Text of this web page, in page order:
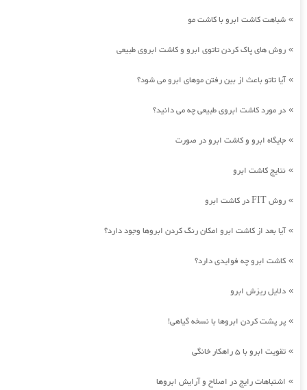
» شباهت کاشت ابرو با کاشت مو
» روش های پاک کردن تاتوی ابرو و کاشت ابروی طبیعی
»آیا تاتو باعث از بین رفتن موهای ابرو می شود؟
» در مورد کاشت ابروی طبیعی چه می دانید؟
» جایگاه ابرو و کاشت ابرو در صورت
» نتایج کاشت ابرو
» روش FIT در کاشت ابرو
»آیا بعد از کاشت ابرو امکان رنگ کردن ابروها وجود دارد؟
» کاشت ابرو چه فوایدی دارد؟
» دلایل ریزش ابرو
» پر پشت کردن ابروها با نسخه گیاهی!
» تقویت ابرو با 5 راهکار خانگی
» اشتباهات رایج در اصلاح و آرایش ابروها